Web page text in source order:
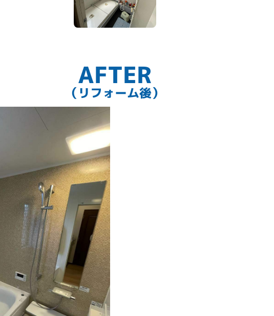
AFTER
（リフォーム後）